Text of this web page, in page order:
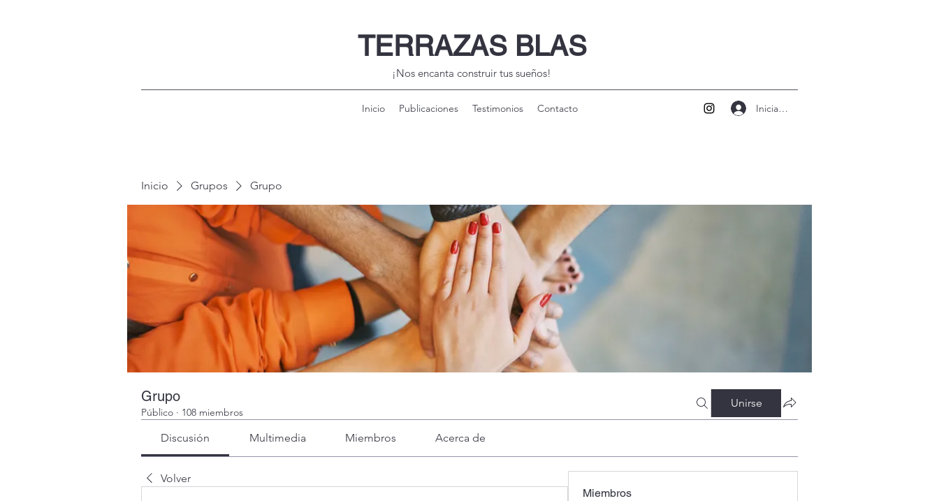
TERRAZAS BLAS
¡Nos encanta construir tus sueños!
Inicio Publicaciones Testimonios Contacto Iniciar sesión
Inicio Grupos Grupo
Grupo
Público · 108 miembros
Unirse
Discusión Multimedia Miembros Acerca de
Volver
Miembros